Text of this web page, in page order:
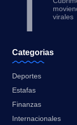
virales
Categorias
Deportes
Estafas
Finanzas
Internacionales